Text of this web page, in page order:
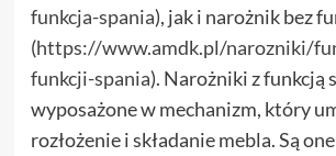
funkcja-spania), jak i narożnik bez
(https://www.amdk.pl/narozniki/
funkcji-spania). Narożniki z funkcją
wyposażone w mechanizm, który
rozłożenie i składanie mebla. Są